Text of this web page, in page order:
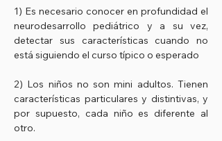
1) Es necesario conocer en profundidad el
neurodesarrollo pediátrico y a su vez,
detectar sus características cuando no
está siguiendo el curso típico o esperado
2) Los niños no son mini adultos. Tienen
características particulares y distintivas, y
por supuesto, cada niño es diferente al
otro.